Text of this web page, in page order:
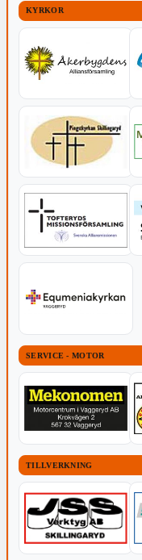
KYRKOR
SERVICE - MOTOR
TILLVERKNING